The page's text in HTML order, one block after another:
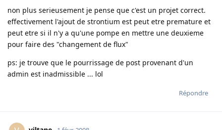
non plus serieusement je pense que c'est un projet correct.
effectivement l'ajout de strontium est peut etre premature et
peut etre si il n'y a qu'une pompe en mettre une deuxieme
pour faire des "changement de flux"
ps: je trouve que le pourrissage de post provenant d'un
admin est inadmissible ... lol
Répondre